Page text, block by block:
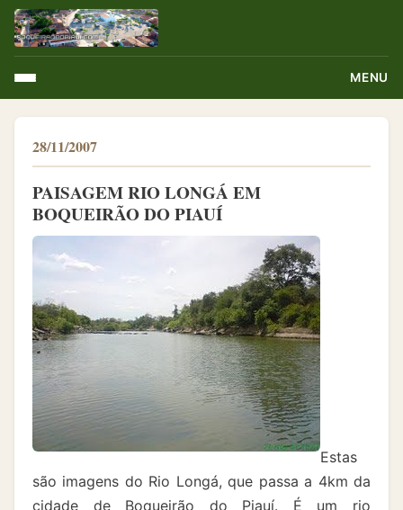
MENU
28/11/2007
PAISAGEM RIO LONGÁ EM
BOQUEIRÃO DO PIAUÍ
Estas
são imagens do Rio Longá, que passa a 4km da
cidade de Boqueirão do Piauí. É um rio